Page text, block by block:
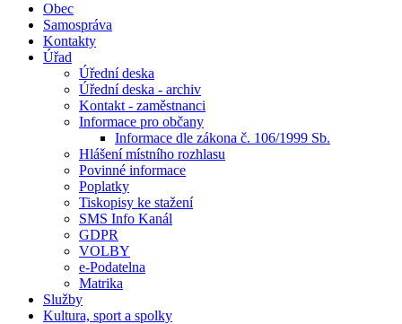
Obec
Samospráva
Kontakty
Úřad
Úřední deska
Úřední deska - archiv
Kontakt - zaměstnanci
Informace pro občany
Informace dle zákona č. 106/1999 Sb.
Hlášení místního rozhlasu
Povinné informace
Poplatky
Tiskopisy ke stažení
SMS Info Kanál
GDPR
VOLBY
e-Podatelna
Matrika
Služby
Kultura, sport a spolky